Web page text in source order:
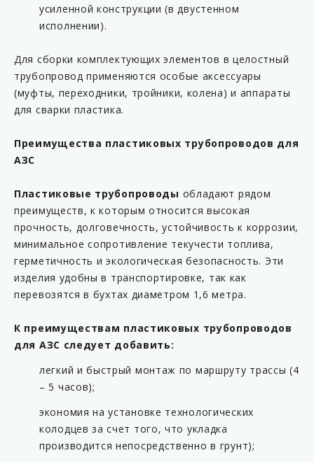
KP C15-63MS-AB
KP C16-54F
KP C16-63F
KP C16-63FL
KP C16-63ML
KP C16-90M
KP C17-54F
KP C17-54M
KP C17-63FL
KP C17-63M
KP C17-90F
KP C17-90M
KP C20-54
KP C20-63
KP C20-63L
усиленной конструкции (в двустенном
исполнении).
Для сборки комплектующих элементов в целостный
трубопровод применяются особые аксессуары
(муфты, переходники, тройники, колена) и аппараты
для сварки пластика.
Преимущества пластиковых трубопроводов для
АЗС
Пластиковые трубопроводы обладают рядом
преимуществ, к которым относится высокая
прочность, долговечность, устойчивость к коррозии,
минимальное сопротивление текучести топлива,
герметичность и экологическая безопасность. Эти
изделия удобны в транспортировке, так как
перевозятся в бухтах диаметром 1,6 метра.
К преимуществам пластиковых трубопроводов
для АЗС следует добавить:
легкий и быстрый монтаж по маршруту трассы (4
– 5 часов);
экономия на установке технологических
колодцев за счет того, что укладка
производится непосредственно в грунт);